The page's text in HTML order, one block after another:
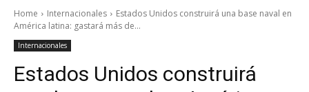
Home Internacionales
Estados Unidos construirá una base naval en
América latina: gastará más de...
Internacionales
Estados Unidos construirá